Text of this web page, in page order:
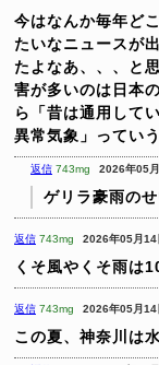
今はなんか毎年ど
たいなニュースが
たよなあ、、、と
害が多いのは日本
ら「昔は通用して
異常気象」ってい
返信 743mg 2026年05
ゲリラ豪雨の
返信 743mg 2026年05月14
くそ風やくそ雨は
返信 743mg 2026年05月
この夏、神奈川は